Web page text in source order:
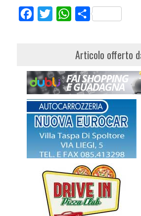
FacebookTwitterWhatsApp
Share
Articolo offerto